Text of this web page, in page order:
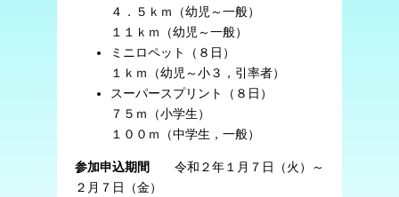
４．５ｋｍ（幼児～一般）
１１ｋｍ（幼児～一般）
ミニロペット（８日）
１ｋｍ（幼児～小３，引率者）
スーパースプリント（８日）
７５ｍ（小学生）
１００ｍ（中学生，一般）
参加申込期間
令和２年１月７日（火）～
２月７日（金）